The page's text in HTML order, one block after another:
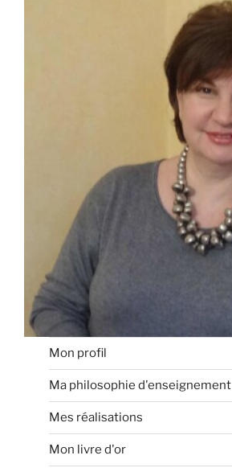
Mon profil
Ma philosophie d'enseignement
Mes réalisations
Mon livre d'or